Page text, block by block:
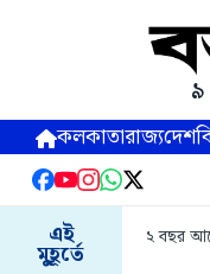
কলকাতারাজ্যদেশ
এই
মুহূর্তে
২ বছর